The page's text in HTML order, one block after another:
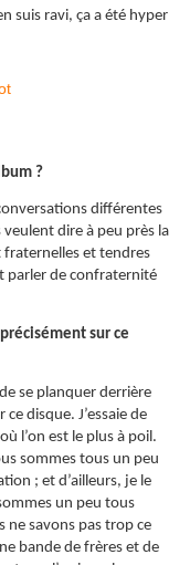
suis ravi, ça a été hyper
?
différentes
dire à peu près la
fraternelles et tendres
parler de confraternité
sur ce
se planquer derrière
disque. J’essaie de
l’on est le plus à poil.
sommes tous un peu
; et d’ailleurs, je le
un peu tous
ne savons pas trop ce
bande de frères et de